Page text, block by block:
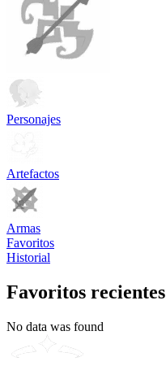
Personajes
Artefactos
Armas
Favoritos
Historial
Favoritos recientes
No data was found